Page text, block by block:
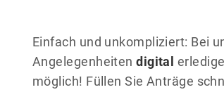
Einfach und unkompliziert: Bei
Angelegenheiten digital
möglich! Füllen Sie Anträge